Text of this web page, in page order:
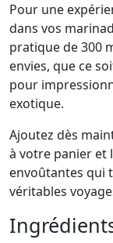
Pour une
dans vos
pratique de 300
envies, que ce
pour
exotique.
Ajoutez dès
à votre panier et
envoûtantes qui
véritables